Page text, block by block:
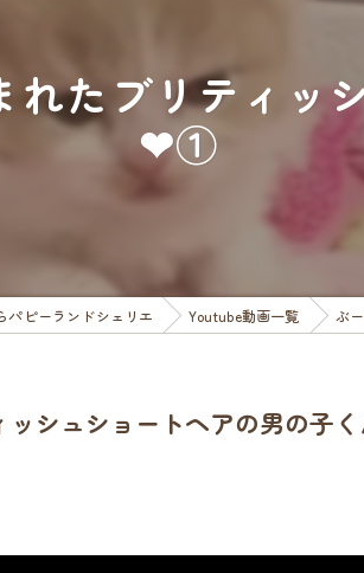
たブリティッ
❤︎①
パピーランドシェリエ Youtube動画一覧 ぶ
ッシュショートヘアの男の子